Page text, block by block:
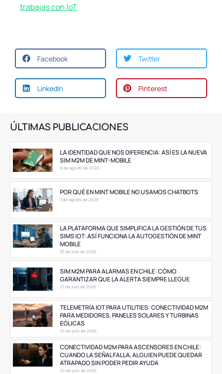
ÚLTIMAS PUBLICACIONES
LA IDENTIDAD QUE NOS DIFERENCIA: ASÍ ES LA NUEVA
SIM M2M DE MINT-MOBILE
6 de agosto de 2026
POR QUÉ EN MINT MOBILE NO USAMOS CHATBOTS
3 de agosto de 2026
LA PLATAFORMA QUE SIMPLIFICA LA GESTIÓN DE TUS
SIMS IOT: ASÍ FUNCIONA LA AUTOGESTIÓN DE MINT
MOBILE
30 de julio de 2026
SIM M2M PARA ALARMAS EN CHILE: CÓMO
GARANTIZAR QUE LA ALERTA SIEMPRE LLEGUE
27 de julio de 2026
TELEMETRÍA IOT PARA UTILITIES: CONECTIVIDAD M2M
PARA MEDIDORES, PANELES SOLARES Y TURBINAS
EÓLICAS
24 de julio de 2026
CONECTIVIDAD M2M PARA ASCENSORES EN CHILE:
CUANDO LA SEÑAL FALLA, ALGUIEN PUEDE QUEDAR
ATRAPADO SIN PODER PEDIR AYUDA
20 de julio de 2026
trabajas con IoT
Facebook Twitter
LinkedIn Pinterest